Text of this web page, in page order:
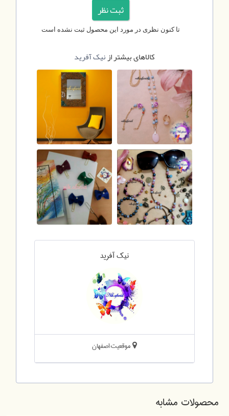
تا کنون نظری در مورد این محصول ثبت نشده است
کالاهای بیشتر ازنیک آفرید
نیک آفرید
محصولات مشابه